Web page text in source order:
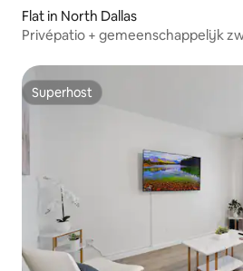
Flat in North Dallas
Privépatio + gemeenschappelijk
Superhost
Superhost